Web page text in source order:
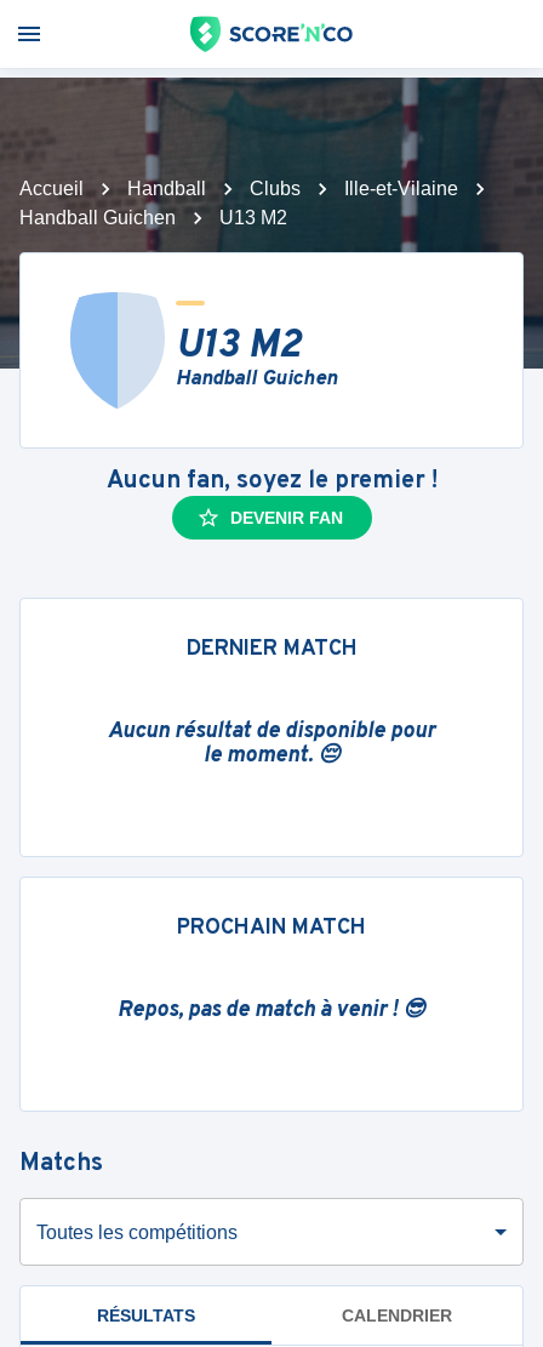
Accueil Handball Clubs
Ille-et-Vilaine
Handball Guichen
U13 M2
U13 M2
Handball Guichen
Aucun fan, soyez le premier !
DEVENIR FAN
DERNIER MATCH
Aucun résultat de disponible pour
le moment. 😔
PROCHAIN MATCH
Repos, pas de match à venir ! 😎
Matchs
Toutes les compétitions
RÉSULTATS CALENDRIER